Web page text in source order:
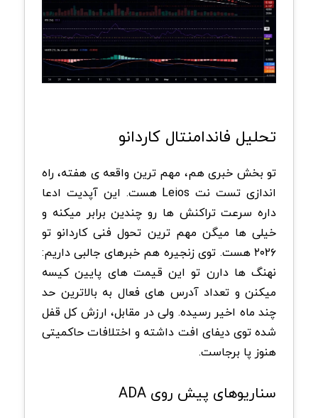
تحلیل فاندامنتال کاردانو
تو بخش خبری هم، مهم ترین واقعه ی هفته، راه
اندازی تست نت Leios هست. این آپدیت ادعا
داره سرعت تراکنش ها رو چندین برابر میکنه و
خیلی ها میگن مهم ترین تحول فنی کاردانو تو
۲۰۲۶ هست. توی زنجیره هم خبرهای جالبی داریم:
نهنگ ها دارن تو این قیمت های پایین کیسه
میکنن و تعداد آدرس های فعال به بالاترین حد
چند ماه اخیر رسیده. ولی در مقابل، ارزش کل قفل
شده توی دیفای افت داشته و اختلافات حاکمیتی
هنوز پا برجاست.
سناریوهای پیش روی ADA